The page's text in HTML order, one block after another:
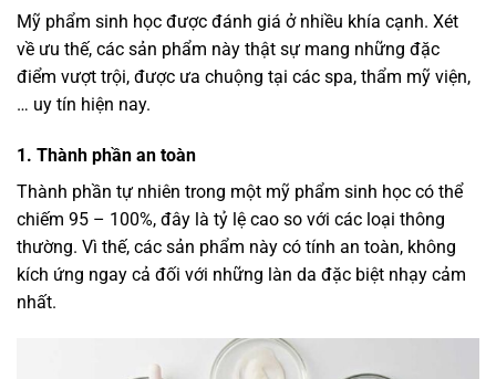
Mỹ phẩm sinh học được đánh giá ở nhiều khía cạnh. Xét
về ưu thế, các sản phẩm này thật sự mang những đặc
điểm vượt trội, được ưa chuộng tại các spa, thẩm mỹ viện,
… uy tín hiện nay.
1. Thành phần an toàn
Thành phần tự nhiên trong một mỹ phẩm sinh học có thể
chiếm 95 – 100%, đây là tỷ lệ cao so với các loại thông
thường. Vì thế, các sản phẩm này có tính an toàn, không
kích ứng ngay cả đối với những làn da đặc biệt nhạy cảm
nhất.